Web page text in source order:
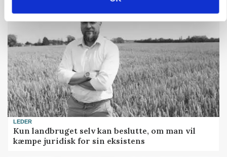
LEDER
Kun landbruget selv kan beslutte, om man vil
kæmpe juridisk for sin eksistens